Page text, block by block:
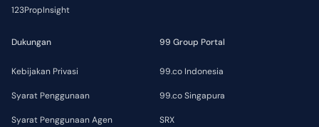
123PropInsight
Dukungan
Kebijakan Privasi
Syarat Penggunaan
Syarat Penggunaan Agen
99 Group Portal
99.co Indonesia
99.co Singapura
SRX